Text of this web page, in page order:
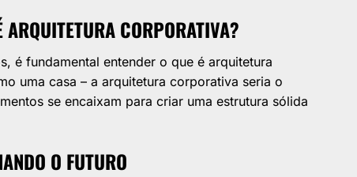
ARQUITETURA CORPORATIVA?
é fundamental entender o que é arquitetura
uma casa – a arquitetura corporativa seria o
se encaixam para criar uma estrutura sólida
O FUTURO